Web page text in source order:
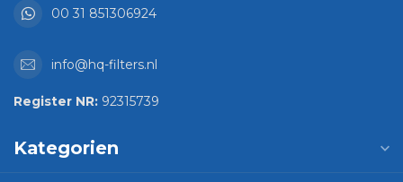
00 31 851306924
info@hq-filters.nl
Register NR: 92315739
Kategorien